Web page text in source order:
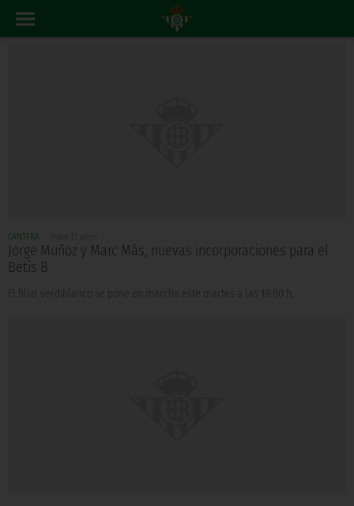
CANTERA
Jorge Muñoz y Marc Más, nuevas incorporaciones para el
Betis B
El filial verdiblanco se pone en marcha este martes a las 19:00 h.